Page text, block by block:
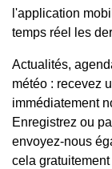
l'application
temps réel les
Actualités,
météo : recevez
immédiatement
Enregistrez ou
envoyez-nous
cela